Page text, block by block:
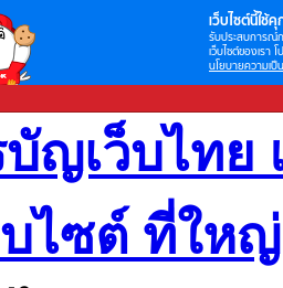
เว็บไซต์นี้ใช้คุ
รับประสบการณ์
เว็บไซต์ของเรา
นโยบายความเป็
ญเว็บไทย
ไซต์ ที่ให